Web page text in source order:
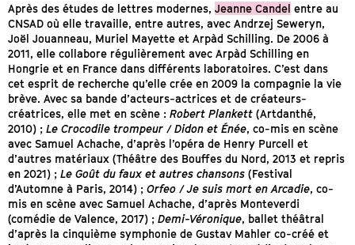
Après des études de lettres modernes, Jeanne Candel entre au
CNSAD où elle travaille, entre autres, avec Andrzej Seweryn,
Joël Jouanneau, Muriel Mayette et Arpàd Schilling. De 2006 à
2011, elle collabore régulièrement avec Arpàd Schilling en
Hongrie et en France dans différents laboratoires. C’est dans
cet esprit de recherche qu’elle crée en 2009 la compagnie la vie
brève. Avec sa bande d’acteurs-actrices et de créateurs-
créatrices, elle met en scène : Robert Plankett (Artdanthé,
2010) ; Le Crocodile trompeur / Didon et Énée, co-mis en scène
avec Samuel Achache, d’après l’opéra de Henry Purcell et
d’autres matériaux (Théâtre des Bouffes du Nord, 2013 et repris
en 2021) ; Le Goût du faux et autres chansons (Festival
d’Automne à Paris, 2014) ; Orfeo / Je suis mort en Arcadie, co-
mis en scène avec Samuel Achache, d’après Monteverdi
(comédie de Valence, 2017) ; Demi-Véronique, ballet théâtral
d’après la cinquième symphonie de Gustav Mahler co-créé et